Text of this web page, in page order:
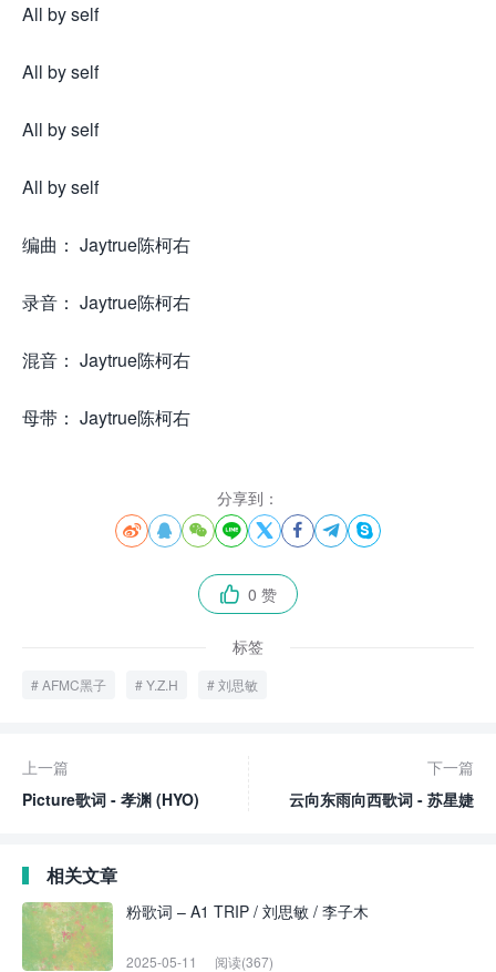
All by self
All by self
All by self
All by self
编曲： Jaytrue陈柯右
录音： Jaytrue陈柯右
混音： Jaytrue陈柯右
母带： Jaytrue陈柯右
分享到：
       
 0 赞
标签
AFMC黑子 Y.Z.H 刘思敏
上一篇
Picture歌词 - 孝渊 (HYO)
下一篇
云向东雨向西歌词 - 苏星婕
相关文章
粉歌词 – A1 TRIP / 刘思敏 / 李子木
2025-05-11 阅读(367)